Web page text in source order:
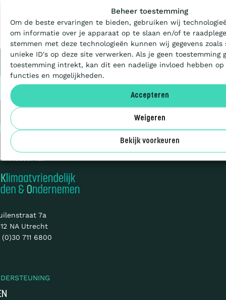
Beheer toestemming
Om de beste ervaringen te bieden, gebruiken wij
om informatie over je apparaat op te slaan en/of te
stemmen met deze technologieën kunnen wij gegevens zoals
unieke ID's op deze site verwerken. Als je geen toestemming
toestemming intrekt, kan dit een nadelige invloed hebben op
functies en mogelijkheden.
Accepteren
Weigeren
Bekijk voorkeuren
initiatief van
7a
NA Utrecht
(0)30 711 6800
© 2026 CO₂-
Prestatieladder
Privacy
Sitemap
Certificeren
Aanbesteden
Deelnemers
Over ons